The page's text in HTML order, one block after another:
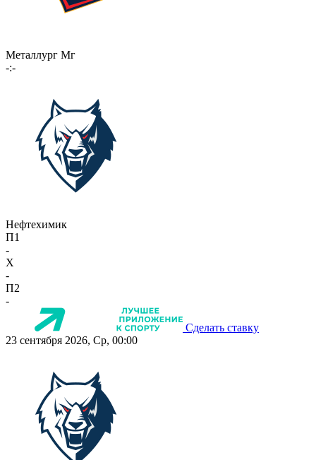
Металлург Мг
-:-
Нефтехимик
П1
-
X
-
П2
-
Сделать ставку
23 сентября 2026, Ср, 00:00